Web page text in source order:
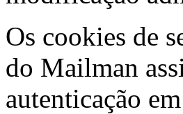
Os cookies de
do Mailman
autenticação